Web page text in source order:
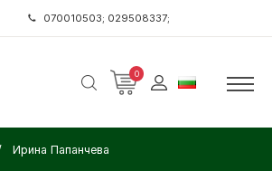
070010503; 029508337;
0
Ирина Папанчева